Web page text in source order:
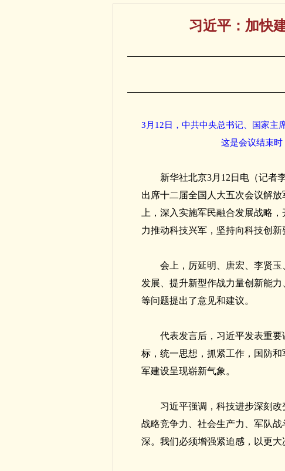
习近平：加快
3月12日，中共中央总书记、国家主
这是会议结束
新华社北京3月12日电（记者
出席十二届全国人大五次会议解
上，深入实施军民融合发展战略
力推动科技兴军，坚持向科技创
会上，厉延明、唐宏、李贤
发展、提升新型作战力量创新能
等问题提出了意见和建议。
代表发言后，习近平发表重
标，统一思想，抓紧工作，国防
军建设呈现崭新气象。
习近平强调，科技进步深刻
战略竞争力、社会生产力、军队
深。我们必须增强紧迫感，以更大